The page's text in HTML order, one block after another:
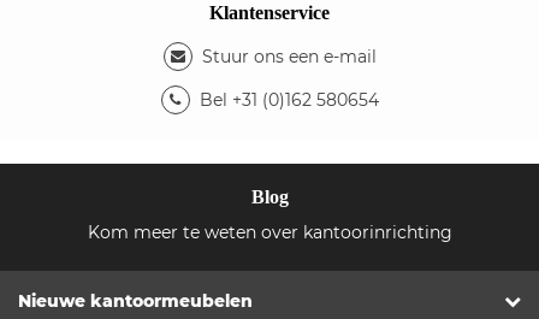
Klantenservice
Stuur ons een e-mail
Bel +31 (0)162 580654
Blog
Kom meer te weten over kantoorinrichting
Nieuwe kantoormeubelen